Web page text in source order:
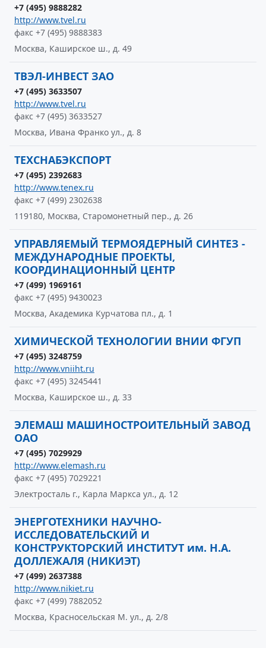
+7 (495) 9888282
http://www.tvel.ru
факс +7 (495) 9888383
Москва, Каширское ш., д. 49
ТВЭЛ-ИНВЕСТ ЗАО
+7 (495) 3633507
http://www.tvel.ru
факс +7 (495) 3633527
Москва, Ивана Франко ул., д. 8
ТЕХСНАБЭКСПОРТ
+7 (495) 2392683
http://www.tenex.ru
факс +7 (499) 2302638
119180, Москва, Старомонетный пер., д. 26
УПРАВЛЯЕМЫЙ ТЕРМОЯДЕРНЫЙ СИНТЕЗ -
МЕЖДУНАРОДНЫЕ ПРОЕКТЫ,
КООРДИНАЦИОННЫЙ ЦЕНТР
+7 (499) 1969161
факс +7 (495) 9430023
Москва, Академика Курчатова пл., д. 1
ХИМИЧЕСКОЙ ТЕХНОЛОГИИ ВНИИ ФГУП
+7 (495) 3248759
http://www.vniiht.ru
факс +7 (495) 3245441
Москва, Каширское ш., д. 33
ЭЛЕМАШ МАШИНОСТРОИТЕЛЬНЫЙ ЗАВОД
ОАО
+7 (495) 7029929
http://www.elemash.ru
факс +7 (495) 7029221
Электросталь г., Карла Маркса ул., д. 12
ЭНЕРГОТЕХНИКИ НАУЧНО-
ИССЛЕДОВАТЕЛЬСКИЙ И
КОНСТРУКТОРСКИЙ ИНСТИТУТ им. Н.А.
ДОЛЛЕЖАЛЯ (НИКИЭТ)
+7 (499) 2637388
http://www.nikiet.ru
факс +7 (499) 7882052
Москва, Красносельская М. ул., д. 2/8